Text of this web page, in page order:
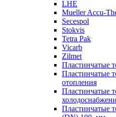
LHE
Mueller Accu-
Secespol
Stokvis
Tetra Pak
Vicarb
Zilmet
Пластинчатые
Пластинчатые
отопления
Пластинчатые
Пластинчатые